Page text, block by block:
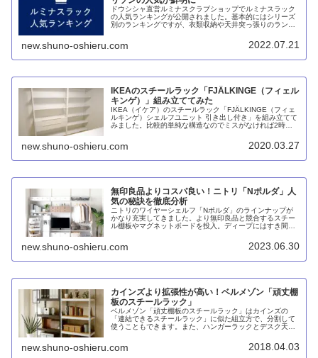
ドウシシャ直営ルミナスクラブショップでルミナスラック
の人気ランキングが公開されました。基本的にはシリーズ
別のランキングですが、衣類収納や天井突っ張りのランキ
た、エリソンではホワイトが圧倒的人気のようです。
new.shuno-oshieru.com 2022.07.21
IKEAのスチールラック「FJÄLKINGE（フィェル
キンゲ）」組み立ててみた
IKEA（イケア）のスチールラック「FJÄLKINGE（フィェ
ルキンゲ）シェルフユニット 引き出し付き」を組み立てて
みました。比較的単純な構造なのでミスがなければ2時間
し、地味に大変です。それでも、白くて見た目にキレイ
で、引出しの開閉もソフトクローズでスムーズです。
new.shuno-oshieru.com 2020.03.27
無印良品よりコスパ良い！ニトリ「Nポルダ」人
気の秘訣を徹底分析
ニトリのワイヤーシェルフ「Nポルダ」のラインナップが
かなり充実してきました。より無印良品と競合するスチー
ル棚板やマグネットボードを投入。ディープにはすき間収
したおかげで相対的にコスパが良くなっています。
new.shuno-oshieru.com 2023.06.30
カインズより拡張性が高い！ベルメゾン「頑丈棚
板のスチールラック」
ベルメゾン「頑丈棚板のスチールラック」はカインズの
「連結できるスチールラック」に似た組立方で、分割して
使うこともできます。また、ハンガーラックとデスク天板
new.shuno-oshieru.com 2018.04.03